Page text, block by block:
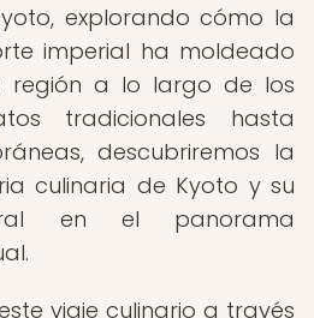
explorando cómo la
imperial ha moldeado
región a lo largo de los
tradicionales hasta
descubriremos la
culinaria de Kyoto y su
en el panorama
viaje culinario a través